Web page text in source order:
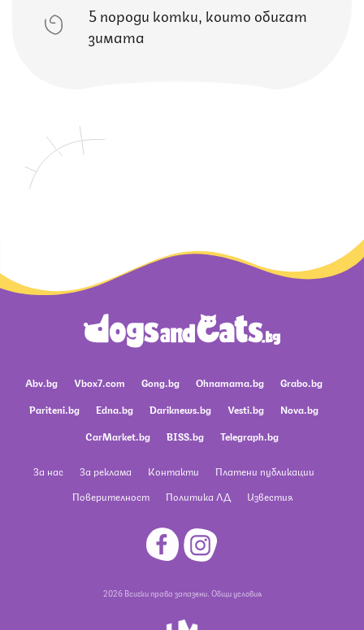
5 породи котки, които обичат
зимата
Abv.bg Vbox7.com Gong.bg Ohnamama.bg
Grabo.bg
Pariteni.bg
Edna.bg Dariknews.bg Vesti.bg
Nova.bg
CarMarket.bg
BISS.bg Telegraph.bg
За нас За реклама Контакти
Платени публикации
Поверителност
Политика ЛД Известия
2026 Всички права запазени. Общи условия